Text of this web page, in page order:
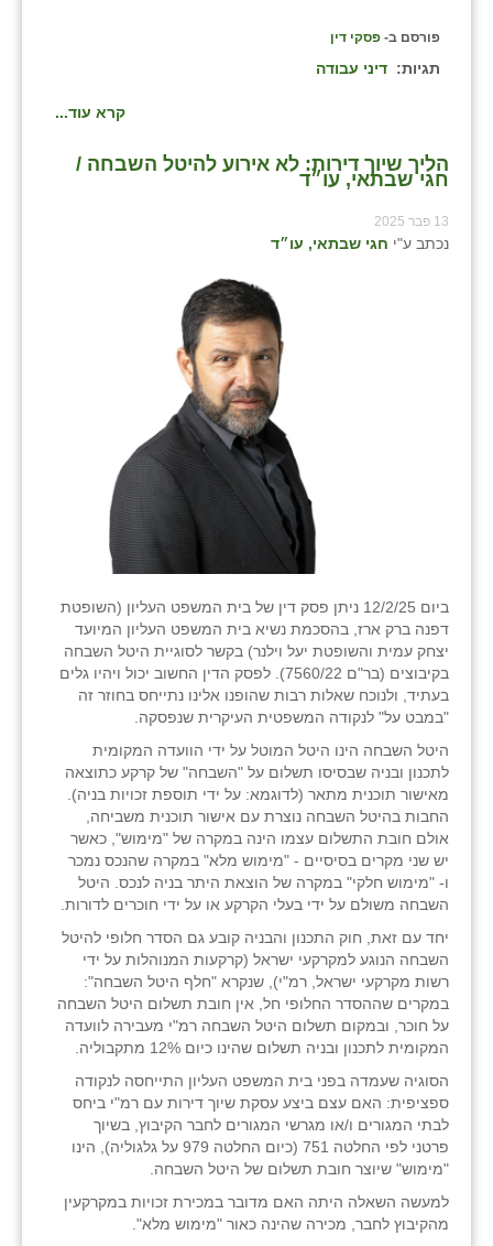
פורסם ב- פסקי דין
תגיות: דיני עבודה
קרא עוד...
הליך שיוך דירות: לא אירוע להיטל השבחה /
חגי שבתאי, עו״ד
13 פבר 2025
נכתב ע"י חגי שבתאי, עו״ד
ביום 12/2/25 ניתן פסק דין של בית המשפט העליון (השופטת
דפנה ברק ארז, בהסכמת נשיא בית המשפט העליון המיועד
יצחק עמית והשופטת יעל וילנר) בקשר לסוגיית היטל השבחה
בקיבוצים (בר"ם 7560/22). לפסק הדין החשוב יכול ויהיו גלים
בעתיד, ולנוכח שאלות רבות שהופנו אלינו נתייחס בחוזר זה
"במבט על" לנקודה המשפטית העיקרית שנפסקה.
היטל השבחה הינו היטל המוטל על ידי הוועדה המקומית
לתכנון ובניה שבסיסו תשלום על "השבחה" של קרקע כתוצאה
מאישור תוכנית מתאר (לדוגמא: על ידי תוספת זכויות בניה).
החבות בהיטל השבחה נוצרת עם אישור תוכנית משביחה,
אולם חובת התשלום עצמו הינה במקרה של "מימוש", כאשר
יש שני מקרים בסיסיים - "מימוש מלא" במקרה שהנכס נמכר
ו- "מימוש חלקי" במקרה של הוצאת היתר בניה לנכס. היטל
השבחה משולם על ידי בעלי הקרקע או על ידי חוכרים לדורות.
יחד עם זאת, חוק התכנון והבניה קובע גם הסדר חלופי להיטל
השבחה הנוגע למקרקעי ישראל (קרקעות המנוהלות על ידי
רשות מקרקעי ישראל, רמ"י), שנקרא "חלף היטל השבחה":
במקרים שההסדר החלופי חל, אין חובת תשלום היטל השבחה
על חוכר, ובמקום תשלום היטל השבחה רמ"י מעבירה לוועדה
המקומית לתכנון ובניה תשלום שהינו כיום 12% מתקבוליה.
הסוגיה שעמדה בפני בית המשפט העליון התייחסה לנקודה
ספציפית: האם עצם ביצע עסקת שיוך דירות עם רמ"י ביחס
לבתי המגורים ו/או מגרשי המגורים לחבר הקיבוץ, בשיוך
פרטני לפי החלטה 751 (כיום החלטה 979 על גלגוליה), הינו
"מימוש" שיוצר חובת תשלום של היטל השבחה.
למעשה השאלה היתה האם מדובר במכירת זכויות במקרקעין
מהקיבוץ לחבר, מכירה שהינה כאור "מימוש מלא".
כפר שמריהו
מגשימים
מכורה
נאות הכיכר
קלחים
רועי
רימונים
רמת הדר
שבי ציון
שדה ורבורג
שדה צבי
שדמה
שכניה
תלמי יוסף
בוסתן הגליל